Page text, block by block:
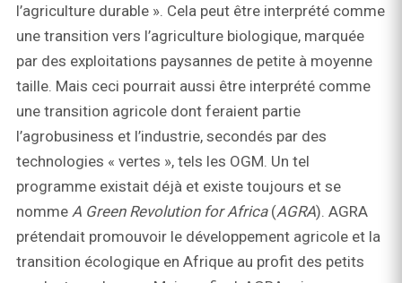
l’agriculture durable ». Cela peut être interprété comme
une transition vers l’agriculture biologique, marquée
par des exploitations paysannes de petite à moyenne
taille. Mais ceci pourrait aussi être interprété comme
une transition agricole dont feraient partie
l’agrobusiness et l’industrie, secondés par des
technologies « vertes », tels les OGM. Un tel
programme existait déjà et existe toujours et se
nomme A Green Revolution for Africa(AGRA). AGRA
prétendait promouvoir le développement agricole et la
transition écologique en Afrique au profit des petits